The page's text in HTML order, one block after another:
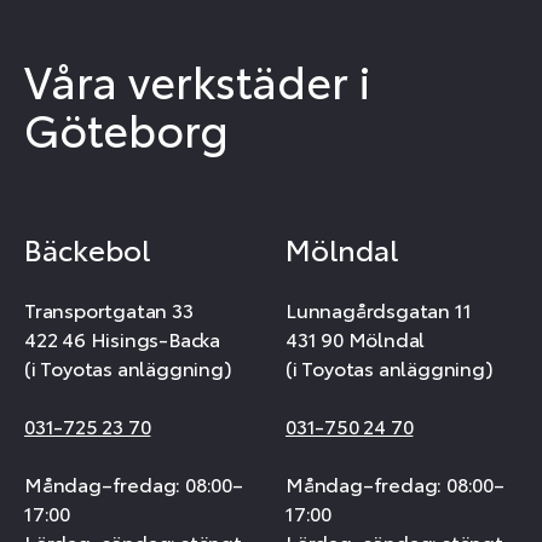
Våra verkstäder i
Göteborg
Bäckebol
Transportgatan 33
422 46 Hisings-Backa
(i Toyotas anläggning)
031-725 23 70
Måndag–fredag: 08:00–
17:00
Mölndal
Lunnagårdsgatan 11
431 90 Mölndal
(i Toyotas anläggning)
031-750 24 70
Måndag–fredag: 08:00–
17:00